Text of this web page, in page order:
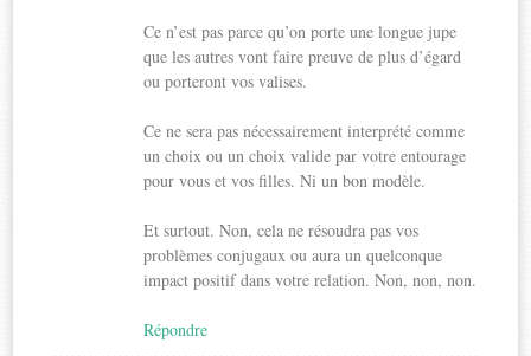
Ce n’est pas parce qu’on porte une longue jupe
que les autres vont faire preuve de plus d’égard
ou porteront vos valises.
Ce ne sera pas nécessairement interprété comme
un choix ou un choix valide par votre entourage
pour vous et vos filles. Ni un bon modèle.
Et surtout. Non, cela ne résoudra pas vos
problèmes conjugaux ou aura un quelconque
impact positif dans votre relation. Non, non, non.
Répondre